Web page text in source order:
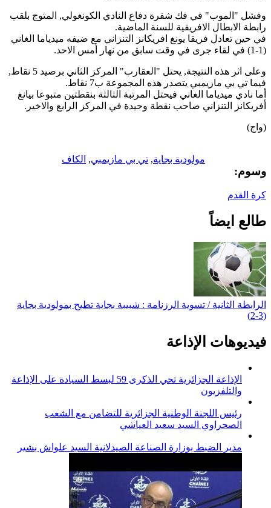
وفشل "الموب" في فك شفرة دفاع النادي الكونغولي, المتوج بلقب
رابطة الابطال الافريقية للسنة الماضية.
في حين تعادل فريقا يونغ افريكانز التنزاني مع ضيفه ميدياما الغاني
(1-1) في لقاء جرى في وقت سابق من نهار أمس الاحد.
وعلى اثر هذه النتيجة, يحتل "العقارب" المركز الثاني برصيد 5 نقاط,
فيما تي بي مازيمبي يتصدر هذه المجموعة ب7 نقاط.
أما نادي ميدياما الغاني فيحتل المرتبة الثالثة بنقطتين متبوعا بيانغ
أفريكانز التنزاني صاحب نقطة وحيدة في المركز الرابع والاخير.
(واج)
وسوم:
مولودية بجاية, تي بي مازيمبي, الكاف
كرة القدم
طالع ايضاً
الرابطة الثانية / تسوية الرزنامة : شبيبة بجاية تطيح بمولودية بجاية
(3-2)
فيديوهات الإذاعة
الإذاعة الجزائرية تحي الذكرى 59 لبسط السيادة على الإذاعة
والتلفزيون
رئيس اللجنة الوطنية الجزائرية للتضامن مع الشعب
الصحراوي السيد سعيد العياشي
مدير الضبط بوزارة الصناعة الصيدلانية السيد علواش بشير